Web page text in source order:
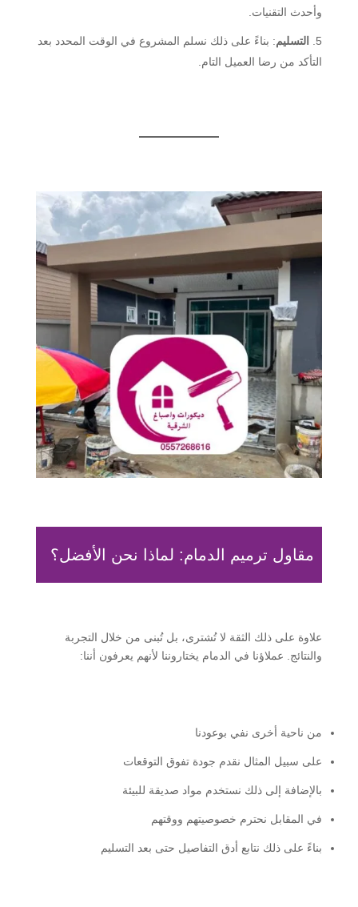
وأحدث التقنيات.
التسليم: بناءً على ذلك نسلم المشروع في الوقت المحدد بعد
التأكد من رضا العميل التام.
مقاول ترميم الدمام: لماذا نحن الأفضل؟
علاوة على ذلك الثقة لا تُشترى، بل تُبنى من خلال التجربة
والنتائج. عملاؤنا في الدمام يختاروننا لأنهم يعرفون أننا:
من ناحية أخرى نفي بوعودنا
على سبيل المثال نقدم جودة تفوق التوقعات
بالإضافة إلى ذلك نستخدم مواد صديقة للبيئة
في المقابل نحترم خصوصيتهم ووقتهم
بناءً على ذلك نتابع أدق التفاصيل حتى بعد التسليم